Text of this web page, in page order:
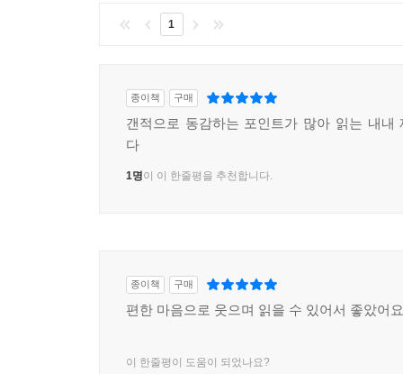
1
종이책 구매
갠적으로 동감하는 포인트가 많아 읽는 내내
다
1명이 이 한줄평을 추천합니다.
종이책 구매
편한 마음으로 웃으며 읽을 수 있어서 좋았어요
이 한줄평이 도움이 되었나요?